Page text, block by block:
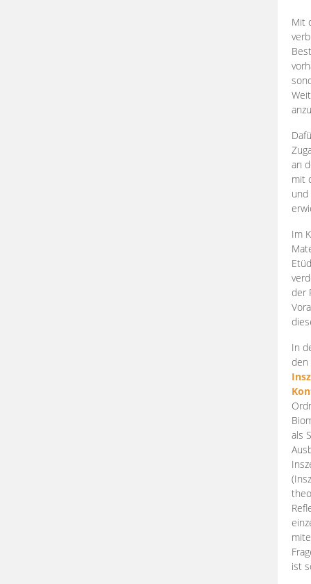
Mit
an
mit
und
Im
der
In
den
als
ist